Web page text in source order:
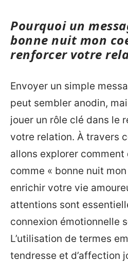
Pourquoi un
bonne nuit mon
renforcer votre
Envoyer un simple
peut sembler anodin,
jouer un rôle clé dans le
votre relation. À travers
allons explorer
comme « bonne nuit
enrichir votre vie
attentions sont
connexion émotionnelle
L’utilisation de termes
tendresse et d’affection